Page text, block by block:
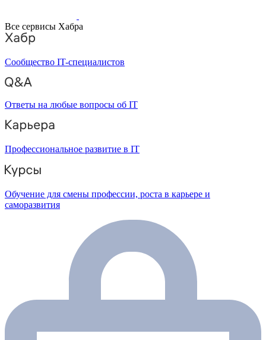
Все сервисы Хабра
Сообщество IT-специалистов
Ответы на любые вопросы об IT
Профессиональное развитие в IT
Обучение для смены профессии, роста в карьере и
саморазвития